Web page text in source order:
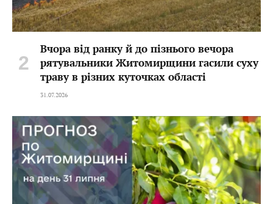
Вчора від ранку й до пізнього вечора
рятувальники Житомирщини гасили суху
траву в різних куточках області
31.07.2026